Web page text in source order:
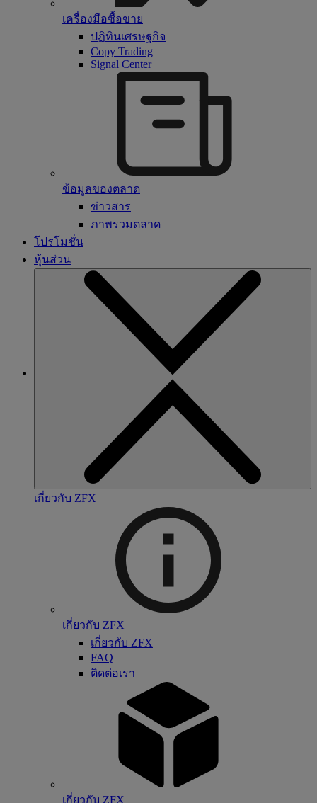
เครื่องมือซื้อขาย
ปฏิทินเศรษฐกิจ
Copy Trading
Signal Center
ข้อมูลของตลาด
ข่าวสาร
ภาพรวมตลาด
โปรโมชั่น
หุ้นส่วน
เกี่ยวกับ ZFX
เกี่ยวกับ ZFX
เกี่ยวกับ ZFX
FAQ
ติดต่อเรา
เกี่ยวกับ ZFX